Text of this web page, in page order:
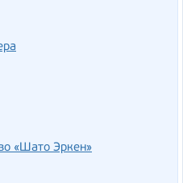
«Шато Эркен»